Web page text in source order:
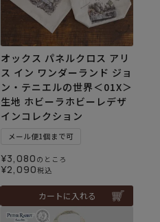
オックス パネルクロス アリ
ス イン ワンダーランド ジョ
ン・テニエルの世界＜01X＞
生地 ホビーラホビーレデザ
インコレクション
メール便1個まで可
¥3,080 のところ
¥2,090税込
カートに入れる